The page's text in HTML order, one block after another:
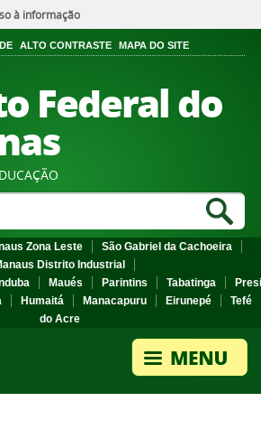
à informação
ALTO CONTRASTE MAPA DO SITE
Federal do
Zona Leste
São Gabriel da Cachoeira
Distrito Industrial
Maués Parintins Tabatinga
Humaitá Manacapuru Eirunepé
Tefé
do Acre